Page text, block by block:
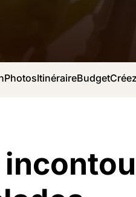
PhotosItinéraireBudget